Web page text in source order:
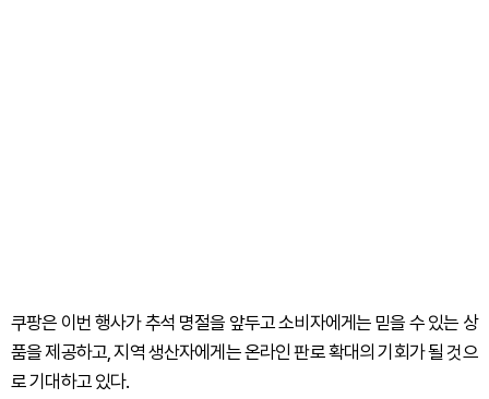
쿠팡은 이번 행사가 추석 명절을 앞두고 소비자에게는 믿을 수 있는 상
품을 제공하고, 지역 생산자에게는 온라인 판로 확대의 기회가 될 것으
로 기대하고 있다.